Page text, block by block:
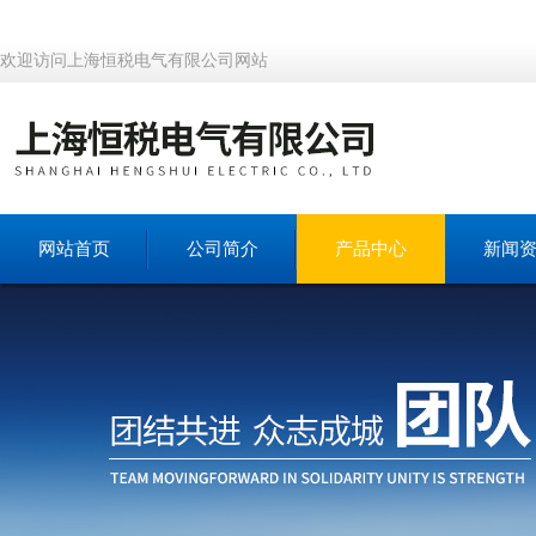
欢迎访问上海恒税电气有限公司网站
网站首页 公司简介 产品中心 新闻